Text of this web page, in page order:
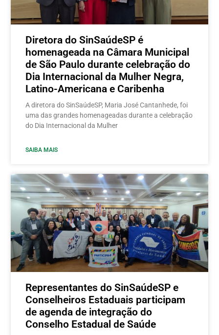
Diretora do SinSaúdeSP é
homenageada na Câmara Municipal
de São Paulo durante celebração do
Dia Internacional da Mulher Negra,
Latino-Americana e Caribenha
A diretora do SinSaúdeSP, Maria José Cantanhede, foi
uma das grandes homenageadas durante a celebração
do Dia Internacional da Mulher
SAIBA MAIS
Representantes do SinSaúdeSP e
Conselheiros Estaduais participam
de agenda de integração do
Conselho Estadual de Saúde